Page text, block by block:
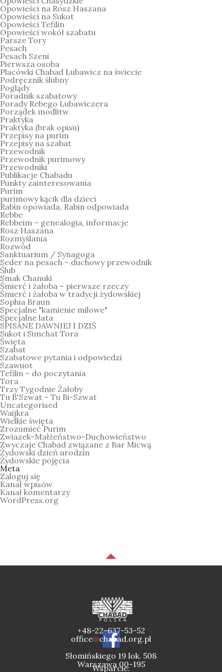
Opowieści na Rosz Haszana
Opowieści na Sukot
Opowieści Tefilin
Opowieści wokół szabatu
Parsze Tory
Pesach
Pesach Szeni
Pierwsza osoba
Placówki Chabad Lubawicz na świecie
Podręcznik ślubny
Poglądy
Poradnik szabatowy
Porady Rebego Lubawiczera
Porządek modlitw
Praktyka
Praktyka (brak opisu)
Przepisy na purim
Przepisy na szabat
Przewodnik
Przewodnik purimowy
Przewodniki
Publikacje Chabadu
Punkty zainteresowania
Purim
purimowy kącik dla dzieci
Rabin opowiada, Rabin odpowiada
Rebbe
Rebbeim – genealogia, informacje
Rosz Haszana
Rozmyślania
Rozwód
Sanktuarium / Synagoga
Seder na pesach – duchowy przewodnik
Ślub
Smak Chanuki
Śmierć i żałoba – pierwsze rzeczy
Śmierć i żałoba w tradycji żydowskiej
Sophia Braun
Specjalne "kamienie milowe"
Specjalne lata
SPISANE DAWNIEJ I DZIŚ
Sukot i Simchat Tora
Święta
Szabat
Szabatowe pytania i odpowiedzi
Szawuot
Tefilin – do poczytania
Tora
Trzy Tygodnie Żałoby
Tu B'Szwat – Tu Bi-Szwat
Uncategorised
Waijkra
Wielkie święta
Zrozumieć Purim
Zwiazek-Małżeństwo-Duchowieństwo
Zwyczaje Chabad związane z Bar Micwą
Żydowski dzień urodzin
Żydowskie pojęcia
Meta
Zaloguj się
Kanał wpisów
Kanał komentarzy
WordPress.org
Wsparcie:
+48-22-637-53-52
office@chabad.org.pl
Słomińskiego 19 lok. 508
Warszawa 00-195